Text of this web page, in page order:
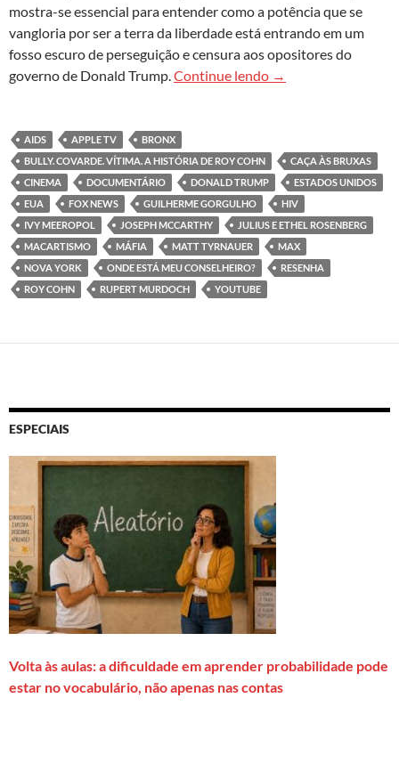
mostra-se essencial para entender como a potência que se
vangloria por ser a terra da liberdade está entrando em um
fosso escuro de perseguição e censura aos opositores do
governo de Donald Trump.Continue lendo Documentários
→
AIDS APPLE TV
BRONX
BULLY. COVARDE. VÍTIMA. A HISTÓRIA DE ROY COHN
CAÇA ÀS BRUXAS
CINEMA
DOCUMENTÁRIO DONALD TRUMP
ESTADOS UNIDOS
EUA
FOX NEWS GUILHERME GORGULHO
HIV
IVY MEEROPOL
JOSEPH MCCARTHY
JULIUS E ETHEL ROSENBERG
MACARTISMO
MÁFIA MATT TYRNAUER
MAX
NOVA YORK
ONDE ESTÁ MEU CONSELHEIRO?
RESENHA
ROY COHN
RUPERT MURDOCH YOUTUBE
ESPECIAIS
Volta às aulas: a dificuldade em aprender probabilidade pode
estar no vocabulário, não apenas nas contas